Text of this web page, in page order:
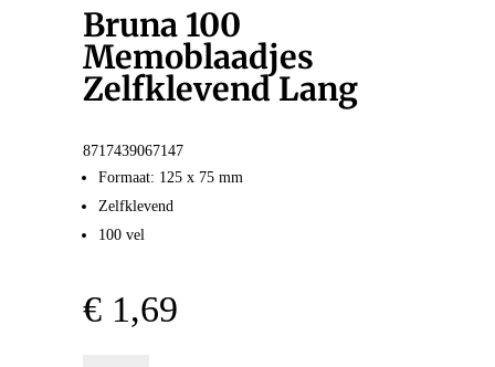
Bruna 100
Memoblaadjes
Zelfklevend Lang
8717439067147
Formaat: 125 x 75 mm
Zelfklevend
100 vel
€1,69